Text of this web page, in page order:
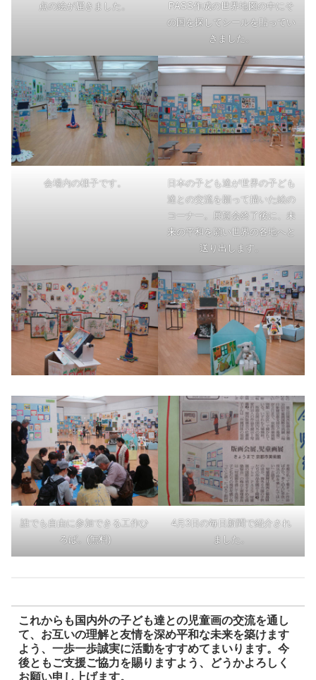
点の絵が届きました。
PASS作成の世界地図の中にそ
の国を探してシールを貼ってい
きました。
会場内の様子です。
日本の子ども達が世界の子ども
達との交流を願って描いた絵の
コーナー。展覧会終了後に、未
来の平和を願い世界の各地へと
送り出します。
誰でも自由に参加できる工作ひ
ろば。(無料)
4月3日の毎日新聞で紹介され
ました。
これからも国内外の子ども達との児童画の交流を通し
て、お互いの理解と友情を深め平和な未来を築けます
よう、一歩一歩誠実に活動をすすめてまいります。今
後ともご支援ご協力を賜りますよう、どうかよろしく
お願い申し上げます。